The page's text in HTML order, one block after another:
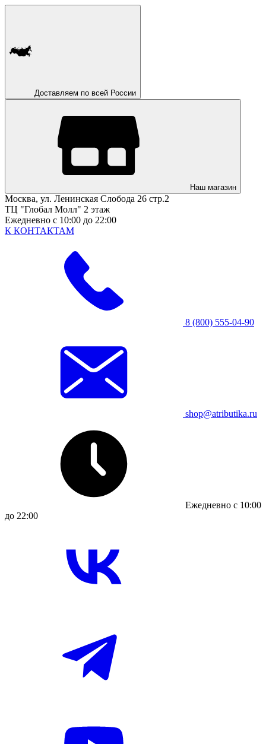
Доставляем по всей России
Наш магазин
Москва, ул. Ленинская Слобода 26 стр.2
ТЦ "Глобал Молл" 2 этаж
Ежедневно с 10:00 до 22:00
К КОНТАКТАМ
8 (800) 555-04-90
shop@atributika.ru
Ежедневно с 10:00
до 22:00